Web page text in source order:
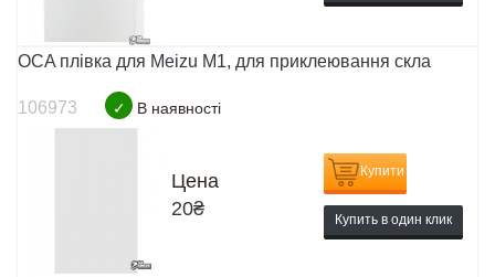
OCA плівка для Meizu M1, для приклеювання скла
106973 ✓ В наявності
Цена
20₴
Купити
Купить в один клик